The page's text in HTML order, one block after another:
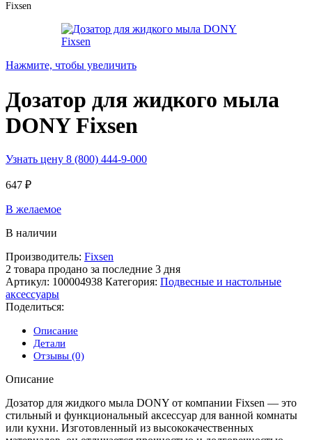
Fixsen
Нажмите, чтобы увеличить
Дозатор для жидкого мыла
DONY Fixsen
Узнать цену 8 (800) 444-9-000
647 ₽
В желаемое
В наличии
Производитель: Fixsen
2 товара продано за последние 3 дня
Артикул: 100004938 Категория: Подвесные и настольные
аксессуары
Поделиться:
Описание
Детали
Отзывы (0)
Описание
Дозатор для жидкого мыла DONY от компании Fixsen — это
стильный и функциональный аксессуар для ванной комнаты
или кухни. Изготовленный из высококачественных